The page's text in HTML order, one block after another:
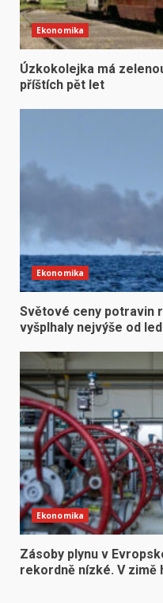
Ekonomika
Úzkokolejka má
příštích pět let
Ekonomika
Světové ceny potravin
vyšplhaly nejvýše od
Ekonomika
Zásoby plynu v
rekordně nízké. V zimě